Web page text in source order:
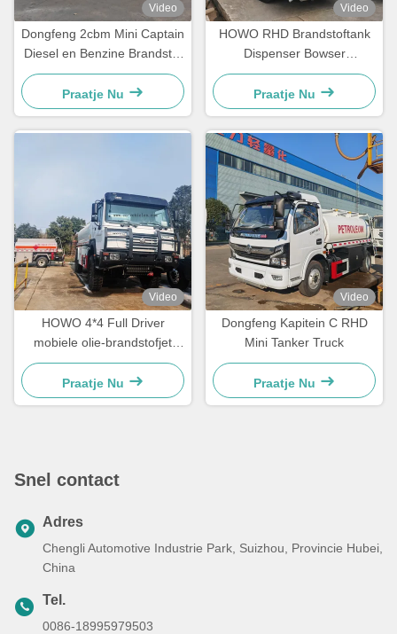
Video
Dongfeng 2cbm Mini Captain
Diesel en Benzine Brandstof
Dispenser Vrachtwagen
Praatje Nu
Video
HOWO RHD Brandstoftank
Dispenser Bowser
Tankwagen voor Brandstof
Praatje Nu
Video
HOWO 4*4 Full Driver
mobiele olie-brandstofjet
tanktruck
Praatje Nu
Video
Dongfeng Kapitein C RHD
Mini Tanker Truck
Praatje Nu
Snel contact
Adres
Chengli Automotive Industrie Park, Suizhou, Provincie Hubei,
China
Tel.
0086-18995979503